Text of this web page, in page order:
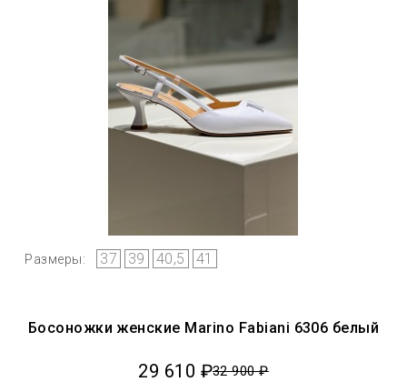
Размеры: 37 39 40,5 41
Босоножки женские Marino Fabiani 6306 белый
29 610 ₽32 900 ₽